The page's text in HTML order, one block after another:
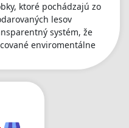
ktoré pochádzajú zo
lesov
systém, že
enviromentálne